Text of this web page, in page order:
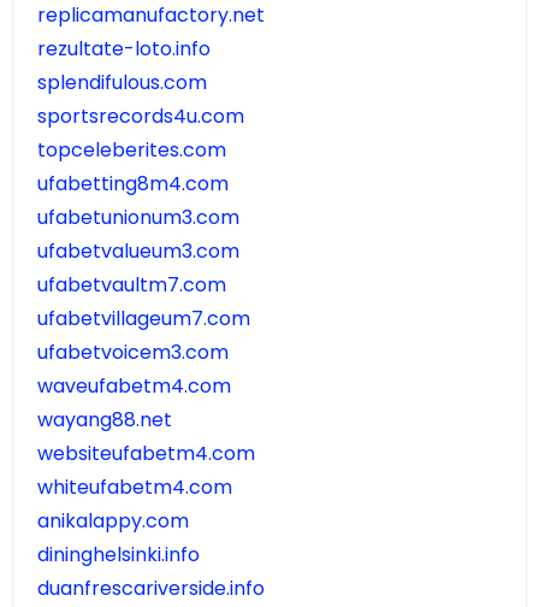
replicamanufactory.net
rezultate-loto.info
splendifulous.com
sportsrecords4u.com
topceleberites.com
ufabetting8m4.com
ufabetunionum3.com
ufabetvalueum3.com
ufabetvaultm7.com
ufabetvillageum7.com
ufabetvoicem3.com
waveufabetm4.com
wayang88.net
websiteufabetm4.com
whiteufabetm4.com
anikalappy.com
dininghelsinki.info
duanfrescariverside.info